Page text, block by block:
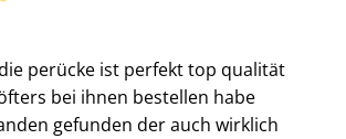
5 von 5 Sternen
perücke ist perfekt top qualität
bei ihnen bestellen habe
gefunden der auch wirklich